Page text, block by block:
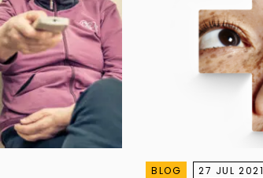
BLOG 27 JUL 2021